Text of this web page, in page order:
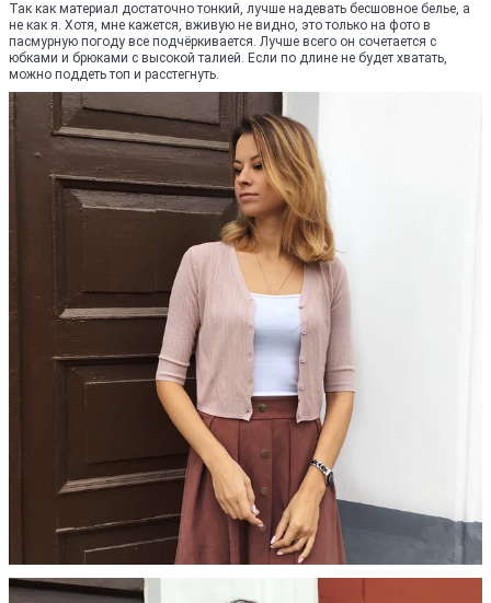
Так как материал достаточно тонкий, лучше надевать бесшовное белье, а
не как я. Хотя, мне кажется, вживую не видно, это только на фото в
пасмурную погоду все подчёркивается. Лучше всего он сочетается с
юбками и брюками с высокой талией. Если по длине не будет хватать,
можно поддеть топ и расстегнуть.